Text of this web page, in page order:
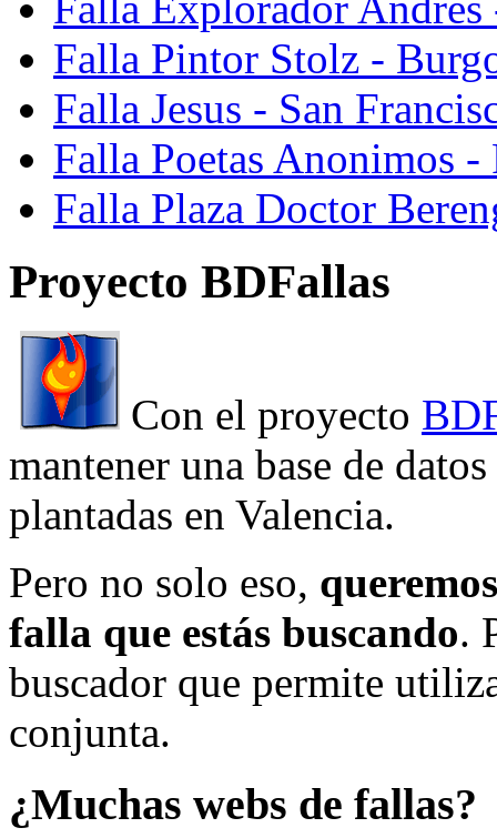
Falla Pintor Stolz -
Falla Jesus - San
Falla Poetas Anonimos
Falla Plaza Doctor
Proyecto BDFallas
Con el proyecto
mantener una base de
plantadas en Valencia.
Pero no solo eso,
falla que estás buscando.
buscador que permite
conjunta.
¿Muchas webs de fallas?